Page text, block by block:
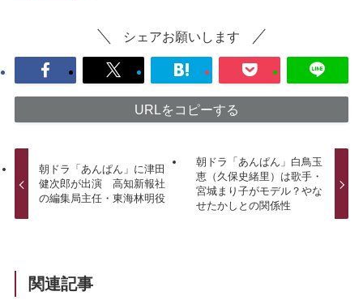
シェアお願いします
URLをコピーする
朝ドラ「あんぱん」に津田
健次郎が出演 高知新報社
の編集局主任・東海林明役
朝ドラ「あんぱん」白鳥玉
恵（久保史緒里）は歌手・
宮城まり子がモデル？やな
せたかしとの関係性
関連記事